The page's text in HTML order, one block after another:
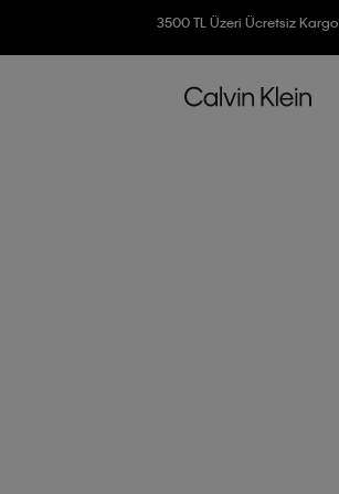
3500 TL Üzeri Ücretsiz Kargo